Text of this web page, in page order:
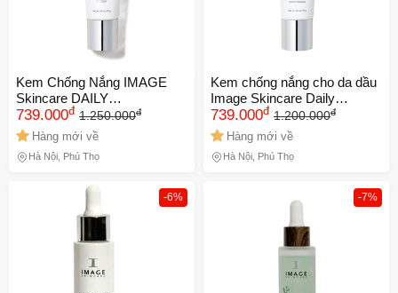
Kem Chống Nắng IMAGE
Skincare DAILY
PREVENTION Ultra Defense
SPF 50 NK chính ngạch
739.000đ 1.250.000đ
Hàng mới về
Hà Nội, Phú Thọ
Kem chống nắng cho da dầu
Image Skincare Daily
Prevention Sheer Matte
Moisturizer NK chính ngạch
739.000đ 1.200.000đ
Hàng mới về
Hà Nội, Phú Thọ
-6% -7%